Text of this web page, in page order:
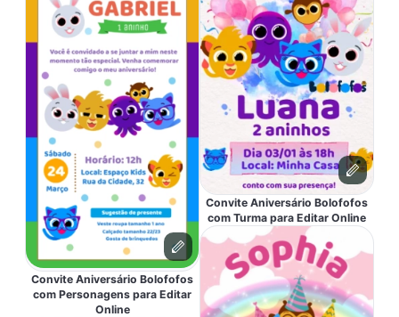
Convite Aniversário Bolofofos
com Personagens para Editar
Online
Convite Aniversário Bolofofos
com Turma para Editar Online